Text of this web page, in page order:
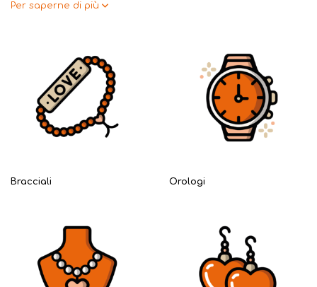
Per saperne di più
Bracciali Orologi